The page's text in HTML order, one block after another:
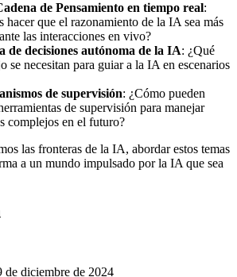
de Pensamiento en tiempo real:
hacer que el razonamiento de la IA sea más
las interacciones en vivo?
de decisiones autónoma de la IA: ¿Qué
se necesitan para guiar a la IA en escenarios
de supervisión: ¿Cómo pueden
de supervisión para manejar
complejos en el futuro?
las fronteras de la IA, abordar estos temas
a un mundo impulsado por la IA que sea
de diciembre de 2024